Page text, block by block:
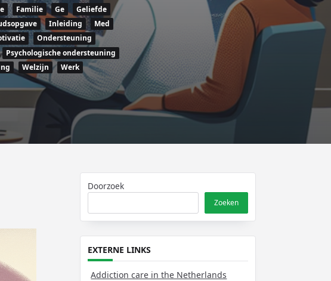
Familie Ge
Geliefde
Inleiding
Med
Ondersteuning
Psychologische ondersteuning
Welzijn Werk
Doorzoek
Zoeken
EXTERNE LINKS
Addiction care in the Netherlands